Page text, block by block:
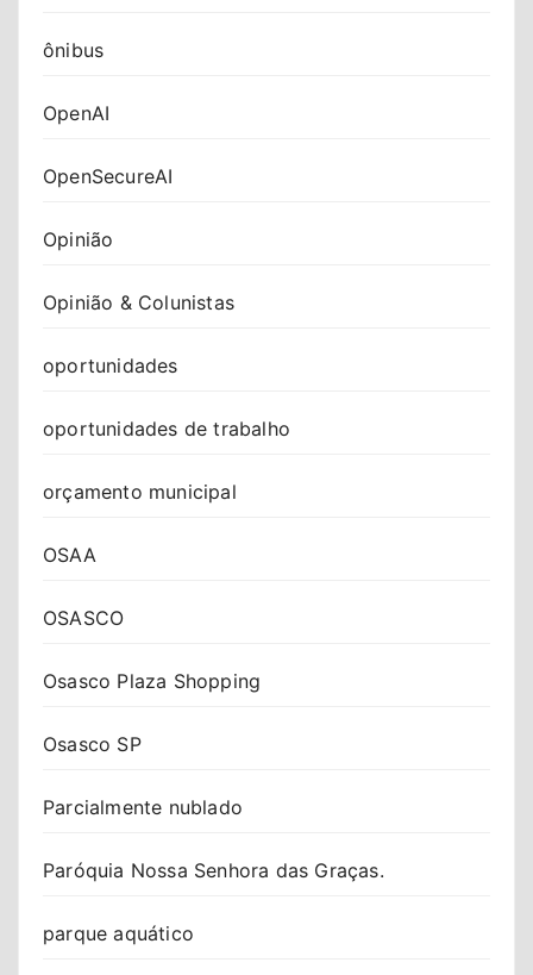
ônibus
OpenAI
OpenSecureAI
Opinião
Opinião & Colunistas
oportunidades
oportunidades de trabalho
orçamento municipal
OSAA
OSASCO
Osasco Plaza Shopping
Osasco SP
Parcialmente nublado
Paróquia Nossa Senhora das Graças.
parque aquático